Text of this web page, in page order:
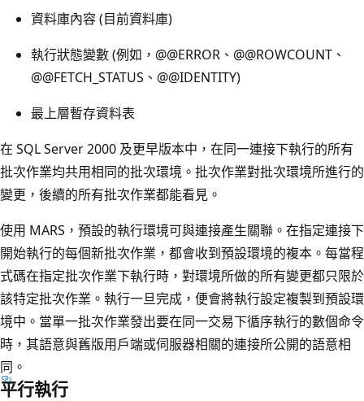
資料庫內容 (目前資料庫)
執行狀態變數 (例如，@@ERROR、@@ROWCOUNT、
@@FETCH_STATUS、@@IDENTITY)
最上層暫存資料表
在 SQL Server 2000 及更早版本中，在同一連接下執行的所有
批次作業均共用相同的批次環境。批次作業對批次環境所進行的
變更，後續的所有批次作業都能看見。
使用 MARS，預設的執行環境可與連接產生關聯。在指定連接下
開始執行的每個新批次作業，都會收到預設環境的複本。每當程
式碼在指定批次作業下執行時，對環境所做的所有變更都只限於
該特定批次作業。執行一旦完成，便會將執行設定複製到預設環
境中。當單一批次作業發出要在同一交易下循序執行的數個命令
時，其語意與舊版用戶端或伺服器相關的連接所公開的語意相
同。
平行執行